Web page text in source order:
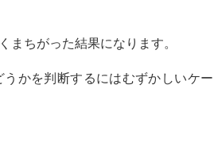
まちがった結果になります。
かを判断するにはむずかしいケー